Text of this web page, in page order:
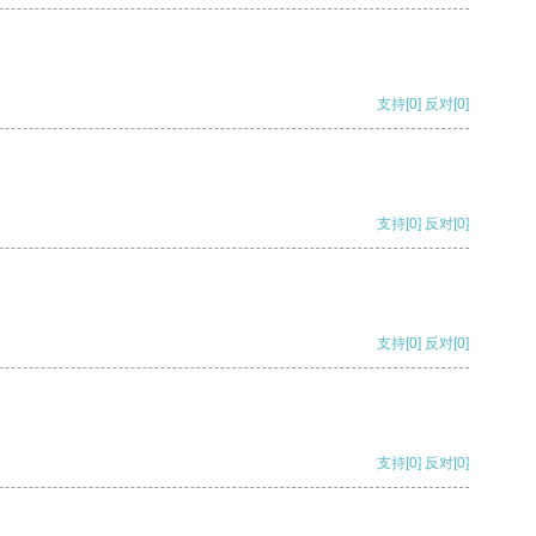
支持[0] 反对[0]
支持[0] 反对[0]
支持[0] 反对[0]
支持[0] 反对[0]